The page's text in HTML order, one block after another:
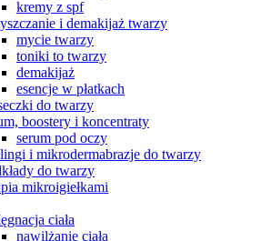
kremy z spf
i demakijaż twarzy
mycie twarzy
toniki to twarzy
demakijaż
esencje w płatkach
do twarzy
boostery i koncentraty
serum pod oczy
i mikrodermabrazje do twarzy
do twarzy
mikroigiełkami
ciała
nawilżanie ciała